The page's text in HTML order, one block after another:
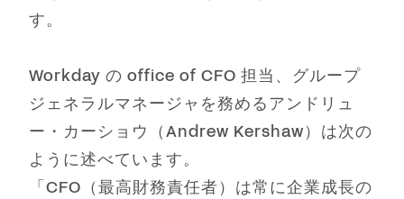
す。
Workday の office of CFO 担当、グループ
ジェネラルマネージャを務めるアンドリュ
ー・カーショウ（Andrew Kershaw）は次の
ように述べています。
「CFO（最高財務責任者）は常に企業成長の